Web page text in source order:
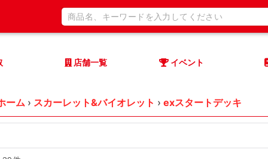
店舗一覧 イベント
ーム › スカーレット&バイオレット › exスタートデッキ